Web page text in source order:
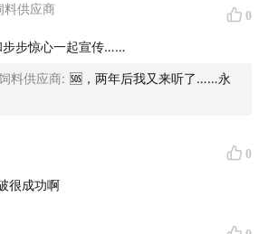
料供应商 0
步步惊心一起宣传……
料供应商: 🆘，两年后我又来听了……永
0
很成功啊